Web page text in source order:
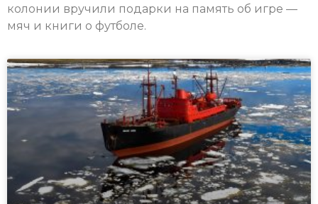
колонии вручили подарки на память об игре —
мяч и книги о футболе.